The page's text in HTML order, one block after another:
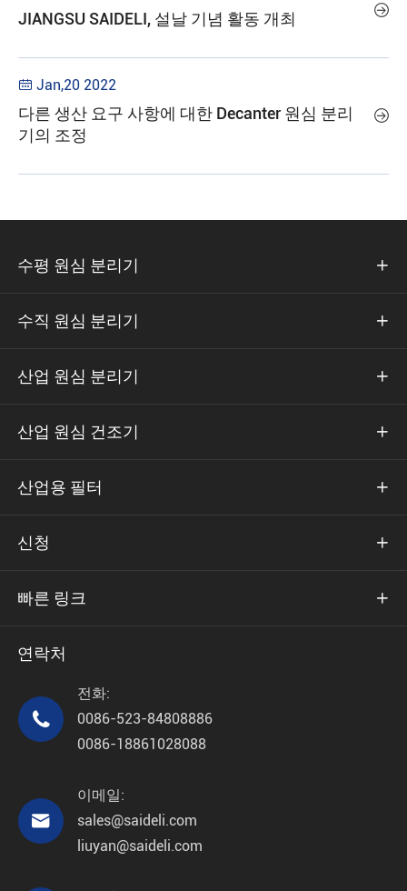
JIANGSU SAIDELI, 설날 기념 활동 개최 
 Jan,20 2022
다른 생산 요구 사항에 대한 Decanter 원심 분리
기의 조정

수평 원심 분리기 
수직 원심 분리기 
산업 원심 분리기 
산업 원심 건조기 
산업용 필터 
신청 
빠른 링크 
연락처

전화:
0086-523-84808886
0086-18861028088

이메일:
sales@saideli.com
liuyan@saideli.com